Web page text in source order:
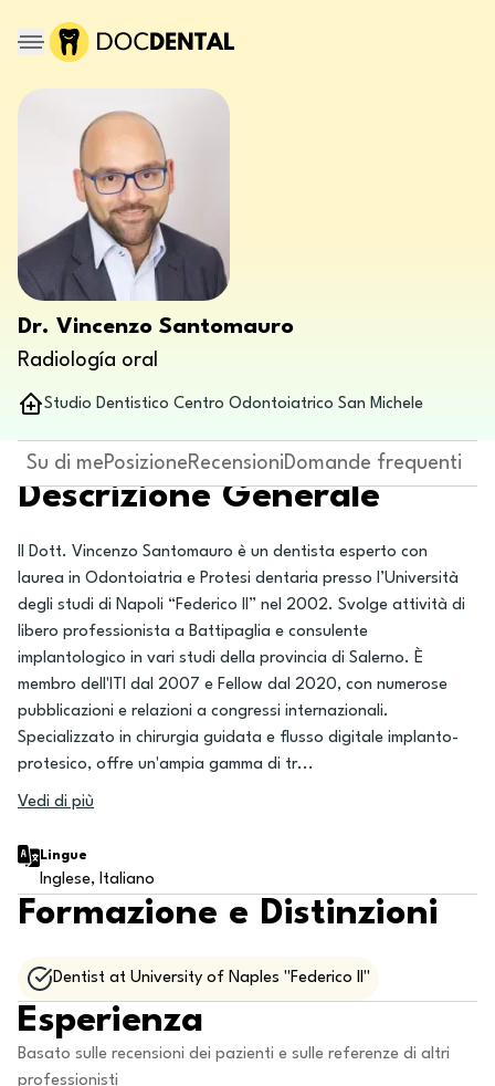
Dr. Vincenzo Santomauro
Radiología oral
Studio Dentistico Centro Odontoiatrico San Michele
Su di mePosizioneRecensioniDomande frequenti
Descrizione Generale
Il Dott. Vincenzo Santomauro è un dentista esperto con
laurea in Odontoiatria e Protesi dentaria presso l’Università
degli studi di Napoli “Federico II” nel 2002. Svolge attività di
libero professionista a Battipaglia e consulente
implantologico in vari studi della provincia di Salerno. È
membro dell'ITI dal 2007 e Fellow dal 2020, con numerose
pubblicazioni e relazioni a congressi internazionali.
Specializzato in chirurgia guidata e flusso digitale implanto-
protesico, offre un'ampia gamma di tr...
Vedi di più
Lingue
Inglese, Italiano
Formazione e Distinzioni
Dentist at University of Naples "Federico II"
Esperienza
Basato sulle recensioni dei pazienti e sulle referenze di altri
professionisti